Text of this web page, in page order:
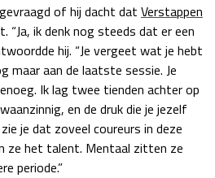
of hij dacht dat Verstappen
ik denk nog steeds dat er een
hij. “Je vergeet wat je hebt
maar aan de laatste sessie. Je
Ik lag twee tienden achter op
en de druk die je jezelf
je dat zoveel coureurs in deze
ze het talent. Mentaal zitten ze
periode.”